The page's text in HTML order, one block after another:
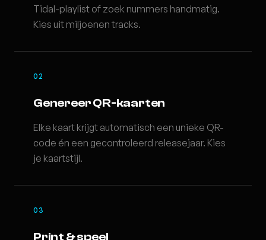
Tidal-playlist of zoek nummers handmatig.
Kies uit miljoenen tracks.
02
Genereer QR-kaarten
Elke kaart krijgt automatisch een unieke QR-
code én een gecontroleerd releasejaar. Kies
je kaartstijl.
03
Print & speel